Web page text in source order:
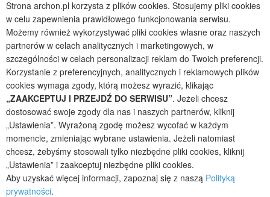
2026 © ARCHON+ Biuro Projektów - Tradycyjne i nowoczesne gotowe
projekty domów - autorska pracownia architektoniczna założona w 1990r.
przez arch. Barbarę Mendel
Z uwagi na ciągłe doskonalenie procesu powstawania projektów (zgodnie z
normą ISO 9001), prezentowane na stronie projekty domów mogą
nieznacznie różnić się od dokumentacji technicznej.
Informujemy, iż w celu optymalizacji treści dostępnych w naszym sklepie,
dostosowania ich do Państwa indywidualnych potrzeb korzystamy z
informacji zapisanych za pomocą plików cookies na urządzeniach
końcowych użytkowników. Pliki cookies użytkownik może kontrolować za
pomocą ustawień swojej przeglądarki internetowej. Dalsze korzystanie z
naszego serwisu internetowego, bez zmiany ustawień przeglądarki
internetowej oznacza, iż użytkownik akceptuje stosowanie plików cookies.
Więcej informacji zawartych jest w polityce prywatności.
Polityka prywatności
Strona archon.pl korzysta z plików cookies. Stosujemy pliki cookies
w celu zapewnienia prawidłowego funkcjonowania serwisu.
Możemy również wykorzystywać pliki cookies własne oraz naszych
partnerów w celach analitycznych i marketingowych, w
szczególności w celach personalizacji reklam do Twoich preferencji.
Korzystanie z preferencyjnych, analitycznych i reklamowych plików
cookies wymaga zgody, którą możesz wyrazić, klikając
„ZAAKCEPTUJ I PRZEJDŹ DO SERWISU”. Jeżeli chcesz
dostosować swoje zgody dla nas i naszych partnerów, kliknij
„Ustawienia”. Wyrażoną zgodę możesz wycofać w każdym
momencie, zmieniając wybrane ustawienia. Jeżeli natomiast
chcesz, żebyśmy stosowali tylko niezbędne pliki cookies, kliknij
„Ustawienia” i zaakceptuj niezbędne pliki cookies.
Aby uzyskać więcej informacji, zapoznaj się z naszą Polityką
prywatności.